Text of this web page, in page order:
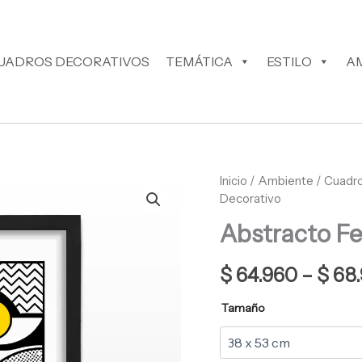
DECORATIVOS TEMÁTICA ESTILO
Inicio / Ambiente /
Decorativo
Abstracto
$ 64.960 – $
Tamaño
Abstracto
Femme
Decorativo
cantidad